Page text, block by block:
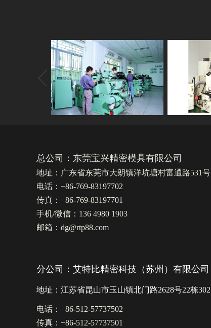
总公司：东莞宝兴精密模具有限公司
地址：广东省东莞市大朗镇洋坑塘村富通路531号
电话：+86-769-83197702
传真：+86-769-83197701
手机/微信：136 4980 1903
邮箱：dg@rtp88.com
分公司：艾特比精密科技（苏州）有限公司
地址：江苏省昆山市玉山镇北门路2628号22栋302
电话：+86-512-57737502
传真：+86-512-57737501